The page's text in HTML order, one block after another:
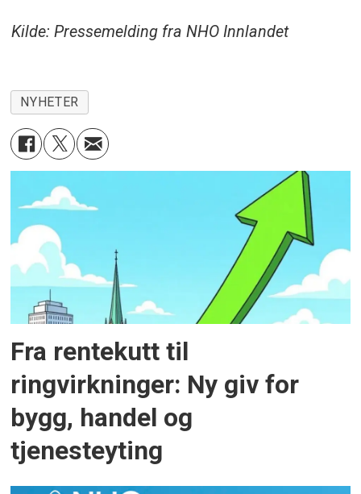
Kilde: Pressemelding fra NHO Innlandet
NYHETER
Fra rentekutt til
ringvirkninger: Ny giv for
bygg, handel og
tjenesteyting